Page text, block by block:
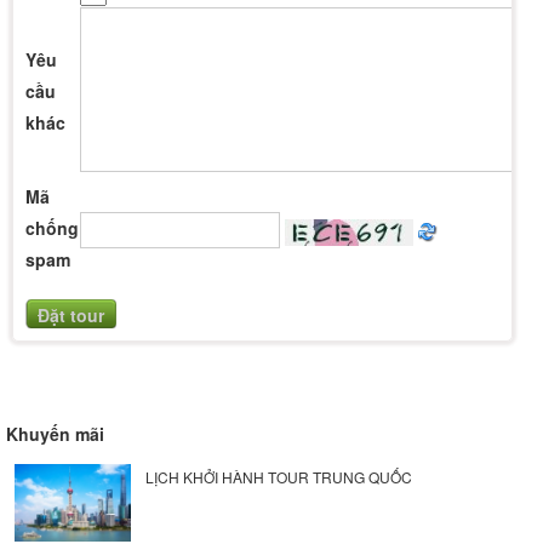
Yêu
cầu
khác
Mã
chống
spam
Khuyến mãi
LỊCH KHỞI HÀNH TOUR TRUNG QUỐC